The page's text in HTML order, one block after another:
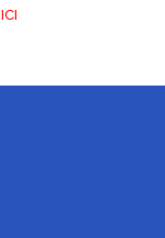
ICI